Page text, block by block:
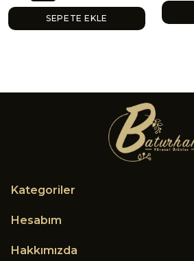
SEPETE EKLE
Kategoriler
Hesabım
Hakkımızda